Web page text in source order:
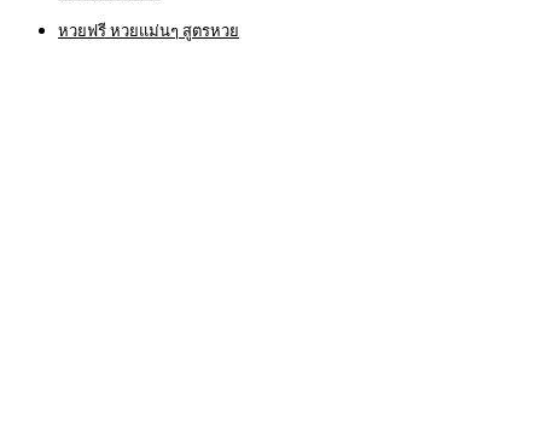
หวยฟรี หวยแม่นๆ สูตรหวย